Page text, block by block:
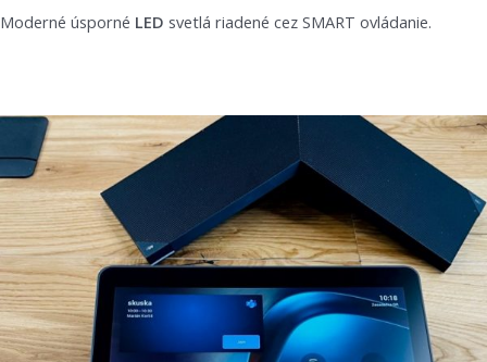
Moderné úsporné LED svetlá riadené cez SMART ovládanie.